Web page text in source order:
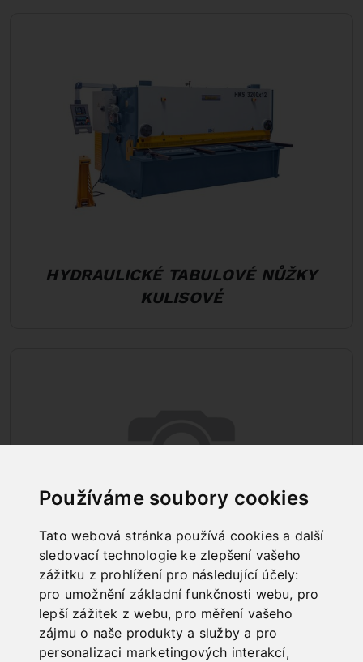
Používáme soubory cookies
Tato webová stránka používá cookies a další
sledovací technologie ke zlepšení vašeho
zážitku z prohlížení pro následující účely:
pro umožnění základní funkčnosti webu, pro
lepší zážitek z webu, pro měření vašeho
zájmu o naše produkty a služby a pro
personalizaci marketingových interakcí,
HYDRAULICKÉ TABULOVÉ NŮŽKY
KULISOVÉ
PŘÍSLUŠENSTVÍ PRO
HYDRAULICKÉ TABULOVÉ NŮŽKY